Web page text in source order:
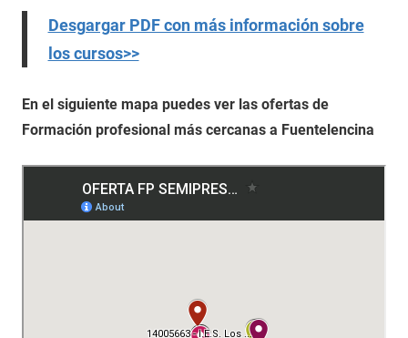
Desgargar PDF con más información sobre
los cursos>>
En el siguiente mapa puedes ver las ofertas de
Formación profesional más cercanas a Fuentelencina